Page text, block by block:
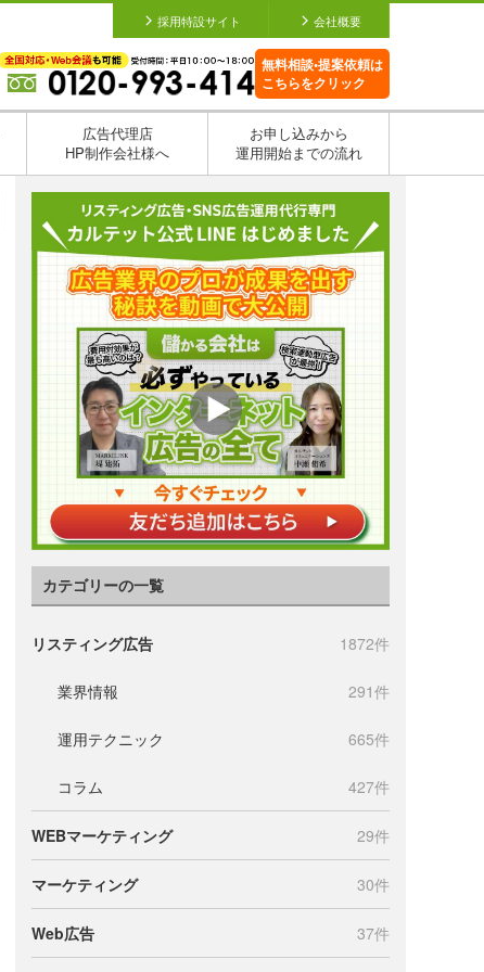
採用特設サイト 会社概要
無料相談•提案依頼は
こちらをクリック
広告代理店
HP制作会社様へ
お申し込みから
運用開始までの流れ
カテゴリーの一覧
リスティング広告 1872件
業界情報 291件
運用テクニック 665件
コラム 427件
WEBマーケティング 29件
マーケティング 30件
Web広告 37件